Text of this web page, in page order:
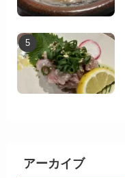
アーカイブ